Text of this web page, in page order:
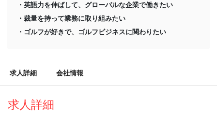
・英語力を伸ばして、グローバルな企業で働きたい
・裁量を持って業務に取り組みたい
・ゴルフが好きで、ゴルフビジネスに関わりたい
求人詳細 会社情報
求人詳細